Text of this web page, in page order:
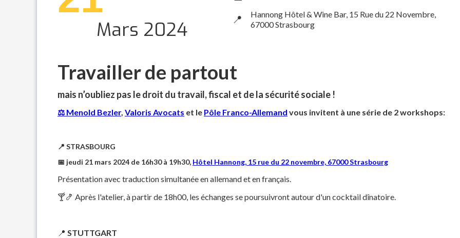
Mars 2024 📍
Hannong Hôtel & Wine Bar, 15 Rue du 22 Novembre,
67000 Strasbourg
Travailler de partout
mais n’oubliez pas le droit du travail, fiscal et de la sécurité sociale !
⚖ Menold Bezler, Valoris Avocats et le Pôle Franco-Allemand vous invitent à une série de 2 workshops:
📍 STRASBOURG
📅 jeudi 21 mars 2024 de 16h30 à 19h30, Hôtel Hannong, 15 rue du 22 novembre, 67000 Strasbourg
Présentation avec traduction simultanée en allemand et en français.
🍸🍤 Après l'atelier, à partir de 18h00, les échanges se poursuivront autour d'un cocktail dînatoire.
📍 STUTTGART